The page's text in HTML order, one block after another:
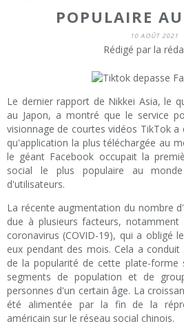
POPULAIRE
10 AOÛT 2021
Rédigé par la
Le dernier rapport de Nikkei Asia, le
au Japon, a montré que le service
visionnage de courtes vidéos TikTok
qu'application la plus téléchargée au
le géant Facebook occupait la
social le plus populaire au
d'utilisateurs.
La récente augmentation du nombre
due à plusieurs facteurs,
coronavirus (COVID-19), qui a obligé
eux pendant des mois. Cela a
de la popularité de cette plate-forme
segments de population et de
personnes d'un certain âge. La
été alimentée par la fin de la
américain sur le réseau social chinois.